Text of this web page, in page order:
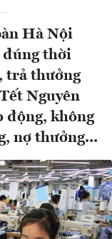
Hà Nội
đúng thời
trả thưởng
Nguyên
động, không
nợ thưởng...